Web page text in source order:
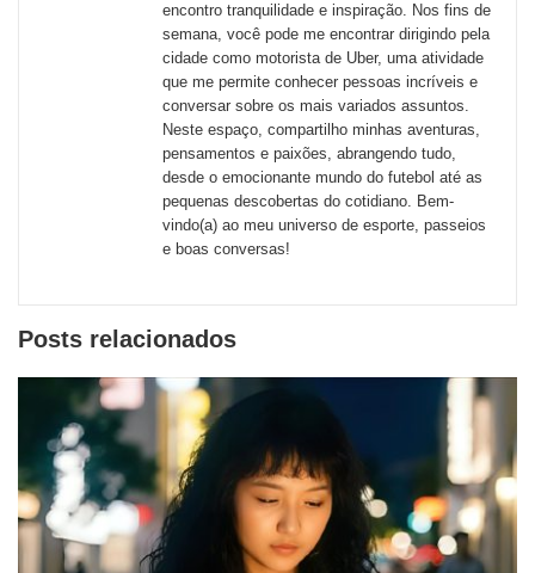
encontro tranquilidade e inspiração. Nos fins de
semana, você pode me encontrar dirigindo pela
cidade como motorista de Uber, uma atividade
que me permite conhecer pessoas incríveis e
conversar sobre os mais variados assuntos.
Neste espaço, compartilho minhas aventuras,
pensamentos e paixões, abrangendo tudo,
desde o emocionante mundo do futebol até as
pequenas descobertas do cotidiano. Bem-
vindo(a) ao meu universo de esporte, passeios
e boas conversas!
Posts relacionados